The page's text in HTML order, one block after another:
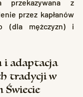
przekazywana z
przez kapłanów
(dla mężczyzn) i
i adaptacja
tradycji w
Świecie